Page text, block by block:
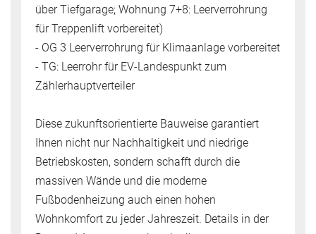
über Tiefgarage; Wohnung 7+8: Leerverrohrung
für Treppenlift vorbereitet)
- OG 3 Leerverrohrung für Klimaanlage vorbereitet
- TG: Leerrohr für EV-Landespunkt zum
Zählerhauptverteiler
Diese zukunftsorientierte Bauweise garantiert
Ihnen nicht nur Nachhaltigkeit und niedrige
Betriebskosten, sondern schafft durch die
massiven Wände und die moderne
Fußbodenheizung auch einen hohen
Wohnkomfort zu jeder Jahreszeit. Details in der